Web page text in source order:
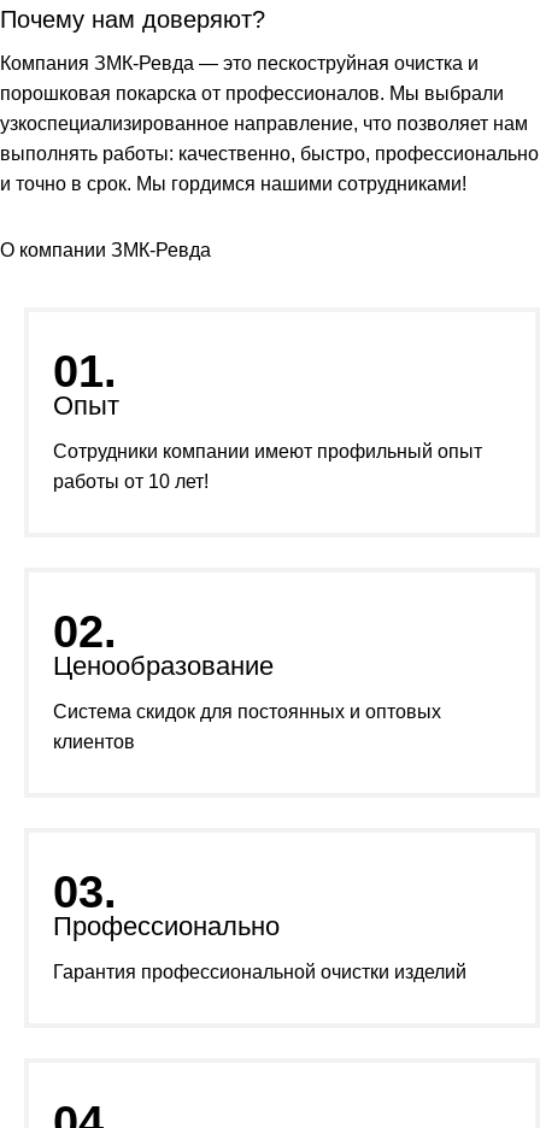
Почему нам доверяют?
Компания ЗМК-Ревда — это пескоструйная очистка и
порошковая покарска от профессионалов. Мы выбрали
узкоспециализированное направление, что позволяет нам
выполнять работы: качественно, быстро, профессионально
и точно в срок. Мы гордимся нашими сотрудниками!
О компании ЗМК-Ревда
01.
Опыт
Сотрудники компании имеют профильный опыт
работы от 10 лет!
02.
Ценообразование
Система скидок для постоянных и оптовых
клиентов
03.
Профессионально
Гарантия профессиональной очистки изделий